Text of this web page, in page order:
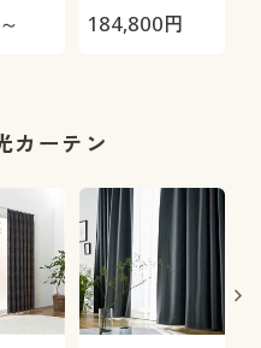
UV
184,800円
カーテン